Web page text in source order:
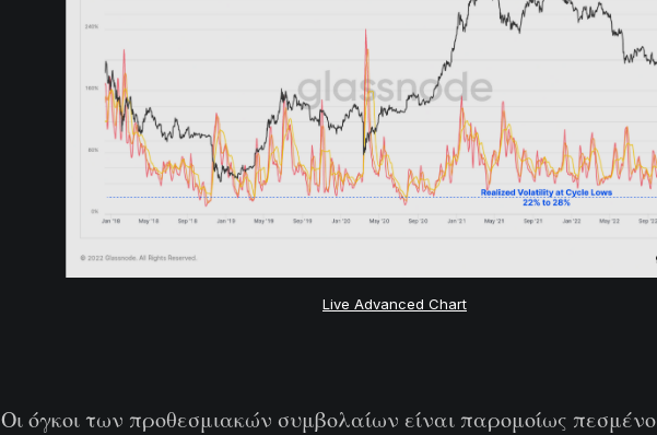
Live Advanced Chart
Οι όγκοι των προθεσμιακών συμβολαίων είναι παρομοίως